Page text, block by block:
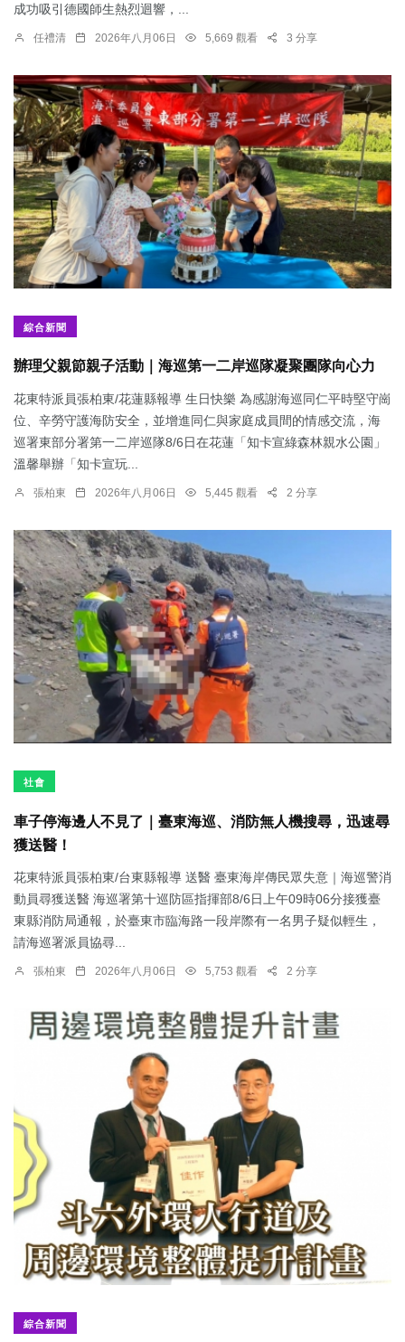
成功吸引德國師生熱烈迴響，...
任禮清 2026年八月06日 5,669 觀看 3 分享
綜合新聞
辦理父親節親子活動｜海巡第一二岸巡隊凝聚團隊向心力
花東特派員張柏東/花蓮縣報導 生日快樂 為感謝海巡同仁平時堅守崗
位、辛勞守護海防安全，並增進同仁與家庭成員間的情感交流，海
巡署東部分署第一二岸巡隊8/6日在花蓮「知卡宣綠森林親水公園」
溫馨舉辦「知卡宣玩...
張柏東 2026年八月06日 5,445 觀看 2 分享
社會
車子停海邊人不見了｜臺東海巡、消防無人機搜尋，迅速尋
獲送醫！
花東特派員張柏東/台東縣報導 送醫 臺東海岸傳民眾失意｜海巡警消
動員尋獲送醫 海巡署第十巡防區指揮部8/6日上午09時06分接獲臺
東縣消防局通報，於臺東市臨海路一段岸際有一名男子疑似輕生，
請海巡署派員協尋...
張柏東 2026年八月06日 5,753 觀看 2 分享
綜合新聞